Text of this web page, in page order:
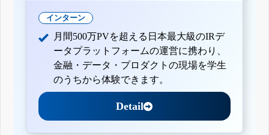
インターン
月間500万PVを超える日本最大級のIRデ
ータプラットフォームの運営に携わり、
金融・データ・プロダクトの現場を学生
のうちから体験できます。
Detail